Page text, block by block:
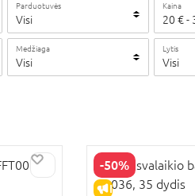
Parduotuvės
Visi
Kaina
20 €-
Medžiaga
Visi
Lytis
Visi
-50%
IŠPARDAVIMAS
FILA laisvalaikio
83036, 35 dydis